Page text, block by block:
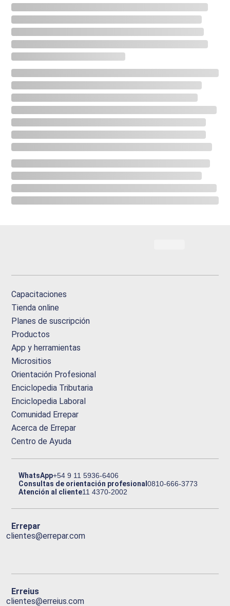
Capacitaciones
Tienda online
Planes de suscripción
Productos
App y herramientas
Micrositios
Orientación Profesional
Enciclopedia Tributaria
Enciclopedia Laboral
Comunidad Errepar
Acerca de Errepar
Centro de Ayuda
WhatsApp+54 9 11 5936-6406
Consultas de orientación profesional0810-666-3773
Atención al cliente11 4370-2002
Errepar
clientes@errepar.com
Erreius
clientes@erreius.com